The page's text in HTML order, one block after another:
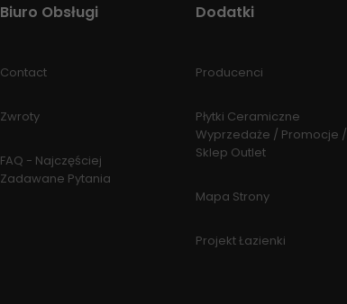
Biuro Obsługi
Contact
Zwroty
FAQ - Najczęściej
Zadawane Pytania
Dodatki
Producenci
Płytki Ceramiczne
Wyprzedaże / Promocje /
Sklep Outlet
Mapa Strony
Projekt Łazienki